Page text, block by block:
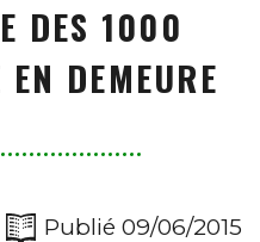
DES 1000
DEMEURE
Publié 09/06/2015